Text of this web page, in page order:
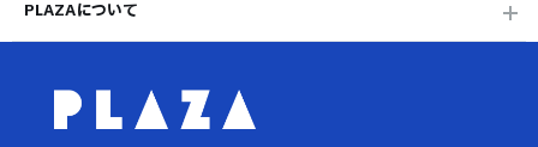
PLAZAについて